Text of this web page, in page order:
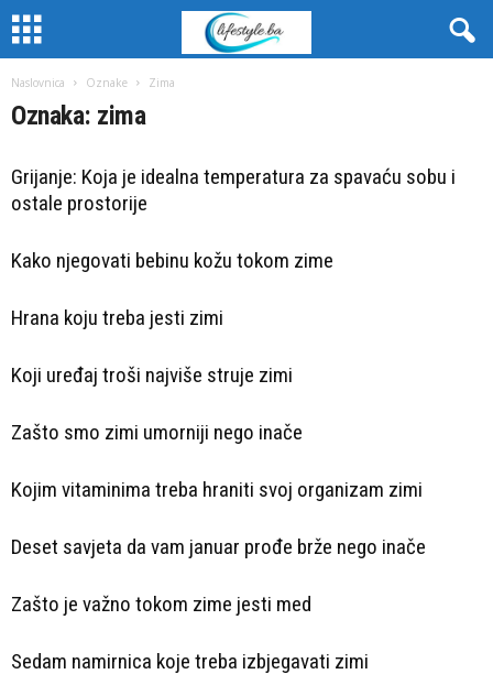
Naslovnica Oznake Zima
Oznaka: zima
Grijanje: Koja je idealna temperatura za spavaću sobu i
ostale prostorije
Kako njegovati bebinu kožu tokom zime
Hrana koju treba jesti zimi
Koji uređaj troši najviše struje zimi
Zašto smo zimi umorniji nego inače
Kojim vitaminima treba hraniti svoj organizam zimi
Deset savjeta da vam januar prođe brže nego inače
Zašto je važno tokom zime jesti med
Sedam namirnica koje treba izbjegavati zimi